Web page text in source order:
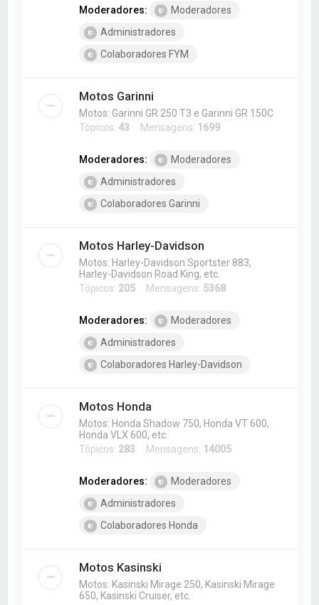
Moderadores:
Moderadores
Administradores
Colaboradores FYM
Motos Garinni
Motos: Garinni GR 250 T3 e Garinni GR 150C
Tópicos:43 Mensagens: 1699
Moderadores:
Moderadores
Administradores
Colaboradores Garinni
Motos Harley-Davidson
Motos: Harley-Davidson Sportster 883,
Harley-Davidson Road King, etc.
Tópicos: 205 Mensagens: 5368
Moderadores:
Moderadores
Administradores
Colaboradores Harley-Davidson
Motos Honda
Motos: Honda Shadow 750, Honda VT 600,
Honda VLX 600, etc.
Tópicos: 283 Mensagens: 14005
Moderadores:
Moderadores
Administradores
Colaboradores Honda
Motos Kasinski
Motos: Kasinski Mirage 250, Kasinski Mirage
650, Kasinski Cruiser, etc.